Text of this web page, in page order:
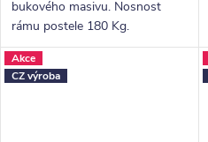
bukového masivu. Nosnost
rámu postele 180 Kg.
Povrchová úprava lakem. Pevná
dřevěná lišta pro rošty.
Akce
CZ výroba